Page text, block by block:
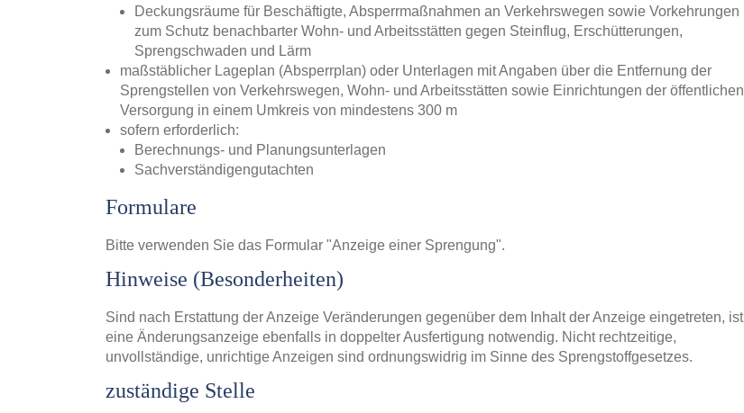
Deckungsräume für Beschäftigte, Absperrmaßnahmen an Verkehrswegen sowie Vorkehrungen
zum Schutz benachbarter Wohn- und Arbeitsstätten gegen Steinflug, Erschütterungen,
Sprengschwaden und Lärm
maßstäblicher Lageplan (Absperrplan) oder Unterlagen mit Angaben über die Entfernung der
Sprengstellen von Verkehrswegen, Wohn- und Arbeitsstätten sowie Einrichtungen der öffentlichen
Versorgung in einem Umkreis von mindestens 300 m
sofern erforderlich:
Berechnungs- und Planungsunterlagen
Sachverständigengutachten
Formulare
Bitte verwenden Sie das Formular "Anzeige einer Sprengung".
Hinweise (Besonderheiten)
Sind nach Erstattung der Anzeige Veränderungen gegenüber dem Inhalt der Anzeige eingetreten, ist
eine Änderungsanzeige ebenfalls in doppelter Ausfertigung notwendig. Nicht rechtzeitige,
unvollständige, unrichtige Anzeigen sind ordnungswidrig im Sinne des Sprengstoffgesetzes.
zuständige Stelle